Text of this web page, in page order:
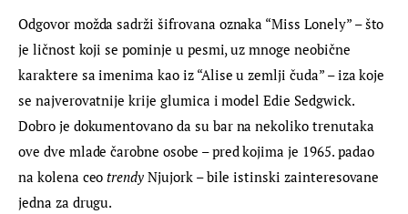
Odgovor možda sadrži šifrovana oznaka “Miss Lonely” – što
je ličnost koji se pominje u pesmi, uz mnoge neobične
karaktere sa imenima kao iz “Alise u zemlji čuda” – iza koje
se najverovatnije krije glumica i model Edie Sedgwick.
Dobro je dokumentovano da su bar na nekoliko trenutaka
ove dve mlade čarobne osobe – pred kojima je 1965. padao
na kolena ceo trendy Njujork – bile istinski zainteresovane
jedna za drugu.